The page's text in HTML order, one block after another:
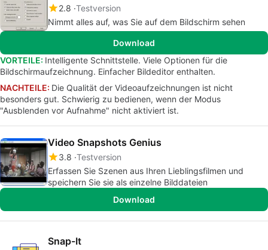
2.8 Testversion
Nimmt alles auf, was Sie auf dem Bildschirm sehen
Download
VORTEILE: Intelligente Schnittstelle. Viele Optionen für die
Bildschirmaufzeichnung. Einfacher Bildeditor enthalten.
NACHTEILE: Die Qualität der Videoaufzeichnungen ist nicht
besonders gut. Schwierig zu bedienen, wenn der Modus
"Ausblenden vor Aufnahme" nicht aktiviert ist.
Video Snapshots Genius
3.8 Testversion
Erfassen Sie Szenen aus Ihren Lieblingsfilmen und
speichern Sie sie als einzelne Bilddateien
Download
Snap-It